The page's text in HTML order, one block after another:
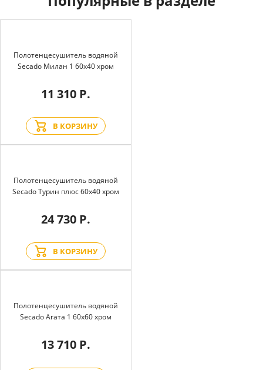
Полотенцесушитель водяной
Secado Милан 1 60x40 хром
11 310 Р.
В КОРЗИНУ
Полотенцесушитель водяной
Secado Турин плюс 60x40 хром
24 730 Р.
В КОРЗИНУ
Полотенцесушитель водяной
Secado Агата 1 60x60 хром
13 710 Р.